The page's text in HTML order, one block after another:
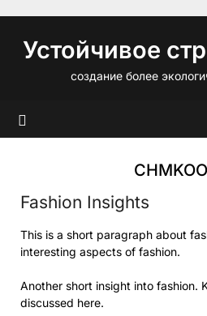
содержимому
Устойчивое
создание более
Fashion Insights
This is a short paragraph about
interesting aspects of fashion.
Another short insight into fashion.
discussed here.